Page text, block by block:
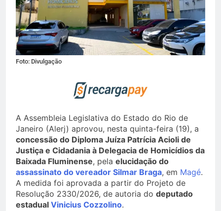
Foto: Divulgação
A Assembleia Legislativa do Estado do Rio de
Janeiro (Alerj) aprovou, nesta quinta-feira (19), a
concessão do Diploma Juíza Patrícia Acioli de
Justiça e Cidadania à Delegacia de Homicídios da
Baixada Fluminense, pela elucidação do
assassinato do vereador Silmar Braga, em Magé.
A medida foi aprovada a partir do Projeto de
Resolução 2330/2026, de autoria do deputado
estadual Vinicius Cozzolino.